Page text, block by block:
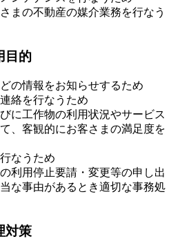
まの不動産の媒介業務を行なう
目的
の情報をお知らせするため
絡を行なうため
に工作物の利用状況やサービス
、客観的にお客さまの満足度を
なうため
利用停止要請・変更等の申し出
な事由があるとき適切な事務処
対策